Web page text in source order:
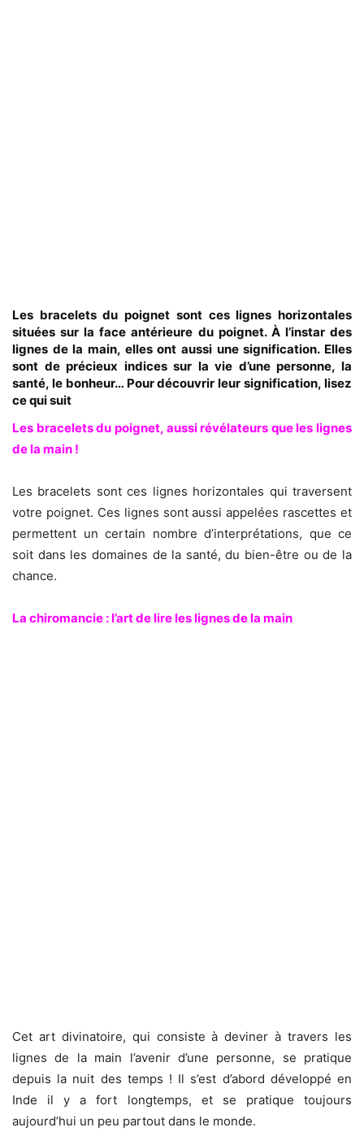
Les bracelets du poignet sont ces lignes horizontales
situées sur la face antérieure du poignet. À l’instar des
lignes de la main, elles ont aussi une signification. Elles
sont de précieux indices sur la vie d’une personne, la
santé, le bonheur… Pour découvrir leur signification, lisez
ce qui suit
Les bracelets du poignet, aussi révélateurs que les lignes
de la main !
Les bracelets sont ces lignes horizontales qui traversent
votre poignet. Ces lignes sont aussi appelées rascettes et
permettent un certain nombre d’interprétations, que ce
soit dans les domaines de la santé, du bien-être ou de la
chance.
La chiromancie : l’art de lire les lignes de la main
Cet art divinatoire, qui consiste à deviner à travers les
lignes de la main l’avenir d’une personne, se pratique
depuis la nuit des temps ! Il s’est d’abord développé en
Inde il y a fort longtemps, et se pratique toujours
aujourd’hui un peu partout dans le monde.